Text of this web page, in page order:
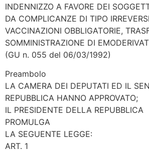
INDENNIZZO A FAVORE DEI
DA COMPLICANZE DI TIPO
VACCINAZIONI OBBLIGATORIE,
SOMMINISTRAZIONE DI
(GU n. 055 del 06/03/1992)
Preambolo
LA CAMERA DEI DEPUTATI ED IL
REPUBBLICA HANNO APPROVATO;
IL PRESIDENTE DELLA REPUBBLICA
PROMULGA
LA SEGUENTE LEGGE:
ART. 1